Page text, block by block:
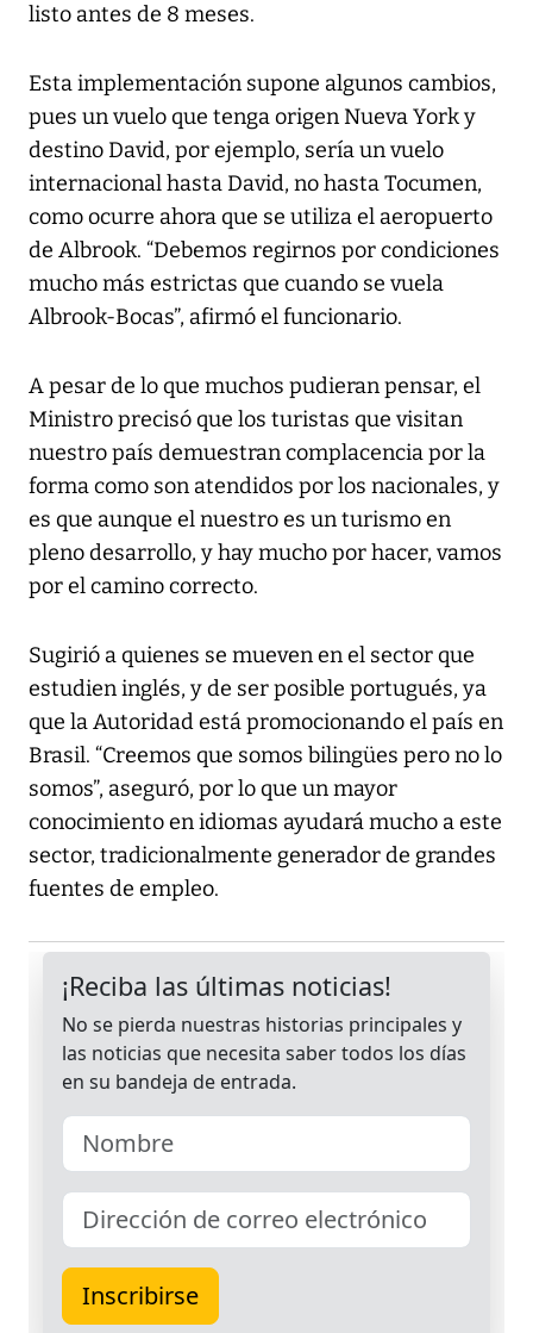
listo antes de 8 meses.
Esta implementación supone algunos cambios,
pues un vuelo que tenga origen Nueva York y
destino David, por ejemplo, sería un vuelo
internacional hasta David, no hasta Tocumen,
como ocurre ahora que se utiliza el aeropuerto
de Albrook. “Debemos regirnos por condiciones
mucho más estrictas que cuando se vuela
Albrook-Bocas”, afirmó el funcionario.
A pesar de lo que muchos pudieran pensar, el
Ministro precisó que los turistas que visitan
nuestro país demuestran complacencia por la
forma como son atendidos por los nacionales, y
es que aunque el nuestro es un turismo en
pleno desarrollo, y hay mucho por hacer, vamos
por el camino correcto.
Sugirió a quienes se mueven en el sector que
estudien inglés, y de ser posible portugués, ya
que la Autoridad está promocionando el país en
Brasil. “Creemos que somos bilingües pero no lo
somos”, aseguró, por lo que un mayor
conocimiento en idiomas ayudará mucho a este
sector, tradicionalmente generador de grandes
fuentes de empleo.